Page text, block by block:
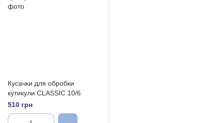
Кусачки для обробки
кутикули CLASSIC 10/6
510 грн